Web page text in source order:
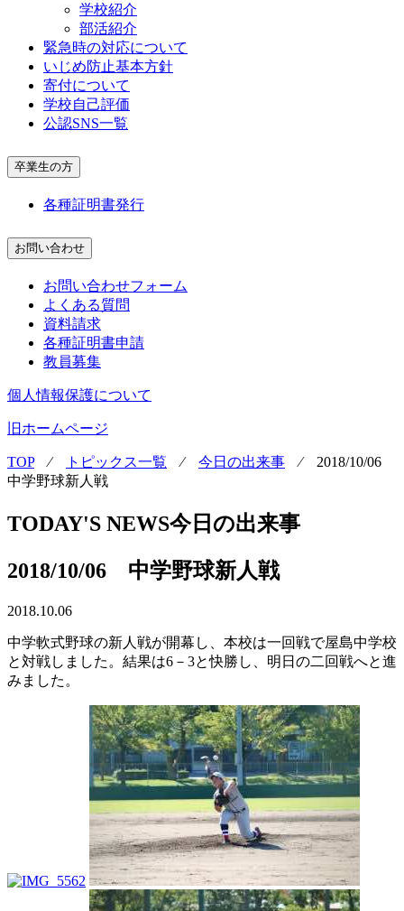
学校紹介
部活紹介
緊急時の対応について
いじめ防止基本方針
寄付について
学校自己評価
公認SNS一覧
卒業生の方
各種証明書発行
お問い合わせ
お問い合わせフォーム
よくある質問
資料請求
各種証明書申請
教員募集
個人情報保護について
旧ホームページ
TOP⁄ トピックス一覧 ⁄ 今日の出来事 ⁄ 2018/10/06
中学野球新人戦
TODAY'S NEWS今日の出来事
2018/10/06 中学野球新人戦
2018.10.06
中学軟式野球の新人戦が開幕し、本校は一回戦で屋島中学校
と対戦しました。結果は6－3と快勝し、明日の二回戦へと進
みました。